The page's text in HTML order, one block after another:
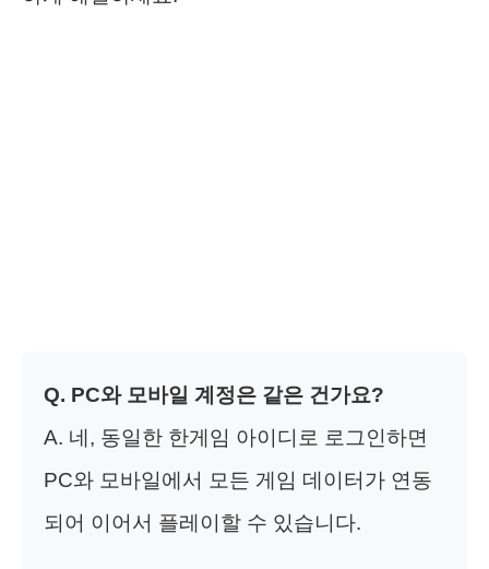
Q. PC와 모바일 계정은 같은 건가요?
A. 네, 동일한 한게임 아이디로 로그인하면
PC와 모바일에서 모든 게임 데이터가 연동
되어 이어서 플레이할 수 있습니다.